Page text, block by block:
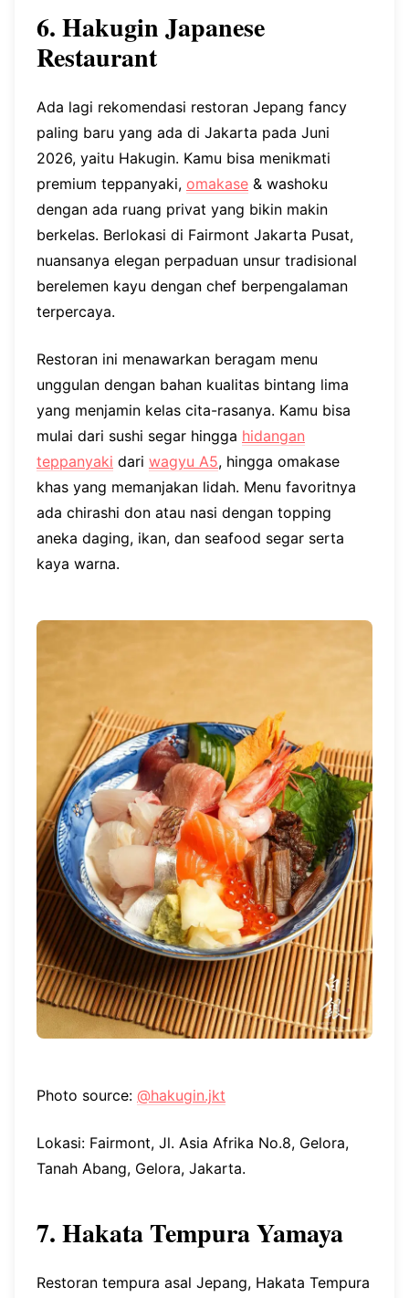
6. Hakugin Japanese
Restaurant
Ada lagi rekomendasi restoran Jepang fancy
paling baru yang ada di Jakarta pada Juni
2026, yaitu Hakugin. Kamu bisa menikmati
premium teppanyaki, omakase & washoku
dengan ada ruang privat yang bikin makin
berkelas. Berlokasi di Fairmont Jakarta Pusat,
nuansanya elegan perpaduan unsur tradisional
berelemen kayu dengan chef berpengalaman
terpercaya.
Restoran ini menawarkan beragam menu
unggulan dengan bahan kualitas bintang lima
yang menjamin kelas cita-rasanya. Kamu bisa
mulai dari sushi segar hingga hidangan
teppanyaki dari wagyu A5, hingga omakase
khas yang memanjakan lidah. Menu favoritnya
ada chirashi don atau nasi dengan topping
aneka daging, ikan, dan seafood segar serta
kaya warna.
Photo source: @hakugin.jkt
Lokasi: Fairmont, Jl. Asia Afrika No.8, Gelora,
Tanah Abang, Gelora, Jakarta.
7. Hakata Tempura Yamaya
Restoran tempura asal Jepang, Hakata Tempura